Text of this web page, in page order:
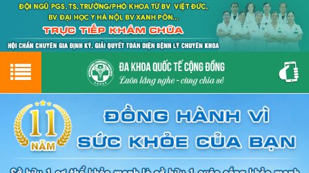
Hotline0243.9656.999tư vấn miễn phí
GIỚI THIỆU
GIỚI THIỆU VỀ PHÒNG KHÁM
CƠ SỞ VẬT CHẤT
ĐẶT HẸN LỊCH KHÁM